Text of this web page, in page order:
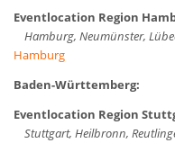
Eventlocation Region
Hamburg, Neumünster,
Hamburg
Baden-Württemberg:
Eventlocation Region
Stuttgart, Heilbronn,